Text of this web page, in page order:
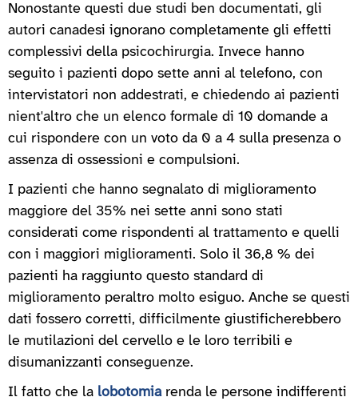
Nonostante questi due studi ben documentati, gli
autori canadesi ignorano completamente gli effetti
complessivi della psicochirurgia. Invece hanno
seguito i pazienti dopo sette anni al telefono, con
intervistatori non addestrati, e chiedendo ai pazienti
nient'altro che un elenco formale di 10 domande a
cui rispondere con un voto da 0 a 4 sulla presenza o
assenza di ossessioni e compulsioni.
I pazienti che hanno segnalato di miglioramento
maggiore del 35% nei sette anni sono stati
considerati come rispondenti al trattamento e quelli
con i maggiori miglioramenti. Solo il 36,8 % dei
pazienti ha raggiunto questo standard di
miglioramento peraltro molto esiguo. Anche se questi
dati fossero corretti, difficilmente giustificherebbero
le mutilazioni del cervello e le loro terribili e
disumanizzanti conseguenze.
Il fatto che la lobotomiarenda le persone indifferenti